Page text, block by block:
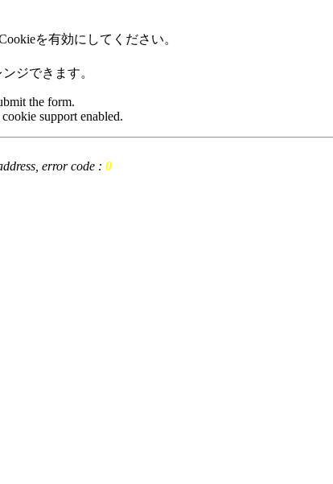
を有効にしてください。
ジできます。
the form.
support enabled.
error code : 0